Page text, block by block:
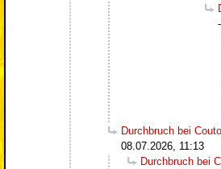
-
Durchbruch bei
08.07.2026, 11:13
Durchbruch bei